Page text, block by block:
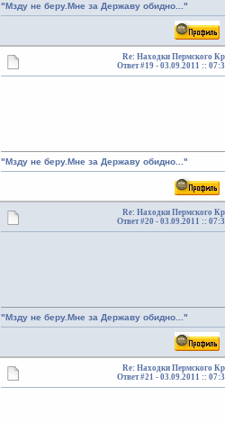
"Мзду не беру.Мне за Державу обидно..."
Re: Находки Пермского
Ответ #19 - 03.09.2011 ::
"Мзду не беру.Мне за Державу обидно..."
Re: Находки Пермского
Ответ #20 - 03.09.2011 ::
"Мзду не беру.Мне за Державу обидно..."
Re: Находки Пермского
Ответ #21 - 03.09.2011 ::